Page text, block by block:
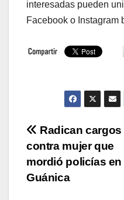
interesadas pueden
Facebook o Instagram
Navegación
de
entradas
Radican cargos
contra mujer que
mordió policías en
Guánica